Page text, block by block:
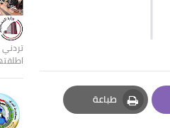
طباعة
Print